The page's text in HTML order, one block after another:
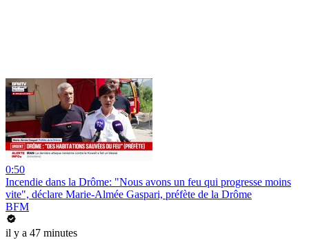
0:50
Incendie dans la Drôme: "Nous avons un feu qui progresse moins
vite", déclare Marie-Almée Gaspari, préfète de la Drôme
BFM
il y a 47 minutes